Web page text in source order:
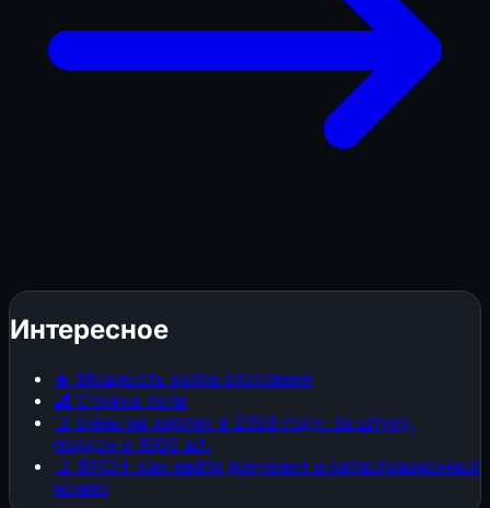
Интересное
🔥 Мощность котла отопления
📐 Стяжка пола
📄 Цены на кирпич в 2026 году: за штуку,
поддон и 1000 шт.
📄 ФРСН: как найти документ и регистрационный
номер